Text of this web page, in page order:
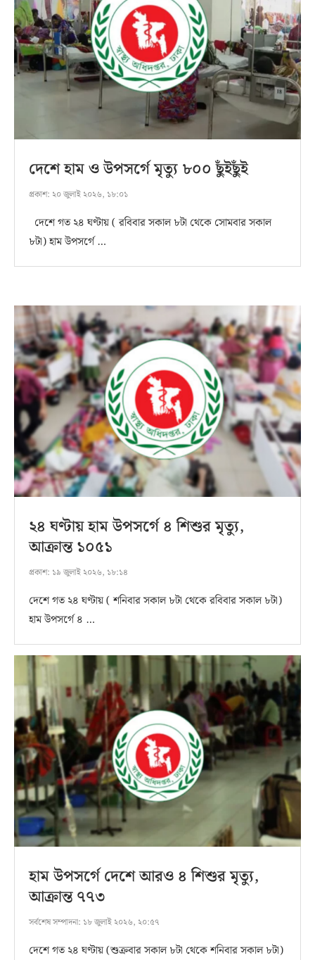
দেশে হাম ও উপসর্গে মৃত্যু ৮০০ ছুঁইছুঁই
প্রকাশ: ২০ জুলাই ২০২৬, ১৮:০১
দেশে গত ২৪ ঘণ্টায় ( রবিবার সকাল ৮টা থেকে সোমবার সকাল
৮টা) হাম উপসর্গে …
২৪ ঘণ্টায় হাম উপসর্গে ৪ শিশুর মৃত্যু,
আক্রান্ত ১০৫১
প্রকাশ: ১৯ জুলাই ২০২৬, ১৮:১৪
দেশে গত ২৪ ঘণ্টায় ( শনিবার সকাল ৮টা থেকে রবিবার সকাল ৮টা)
হাম উপসর্গে ৪ …
হাম উপসর্গে দেশে আরও ৪ শিশুর মৃত্যু,
আক্রান্ত ৭৭৩
সর্বশেষ সম্পাদনা: ১৮ জুলাই ২০২৬, ২০:৫৭
দেশে গত ২৪ ঘণ্টায় (শুক্রবার সকাল ৮টা থেকে শনিবার সকাল ৮টা)